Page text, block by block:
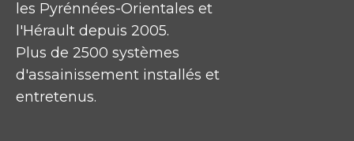
les Pyrénnées-Orientales et
l'Hérault depuis 2005.
Plus de 2500 systèmes
d'assainissement installés et
entretenus.